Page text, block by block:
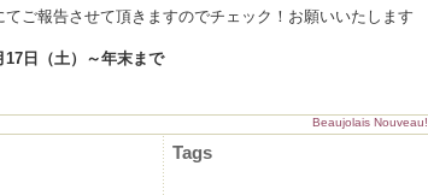
ご報告させて頂きますのでチェック！お願いいたします
17日（土）～年末まで
Beaujolais Nouveau!
Tags